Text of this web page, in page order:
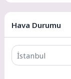
Hava Durumu